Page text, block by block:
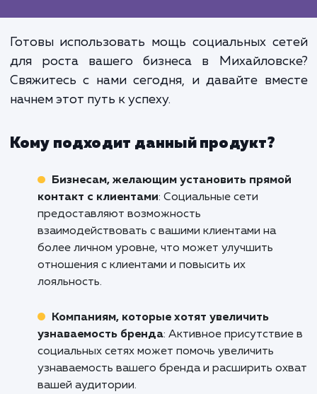
активного и
присутствия вашего
социальных сетях. Это не просто
инструмент для
долгосрочных отношений с
клиентами и увеличения
вашего бизнеса.
Готовы использовать мощь социальных
для роста вашего бизнеса в
Свяжитесь с нами сегодня, и давайте